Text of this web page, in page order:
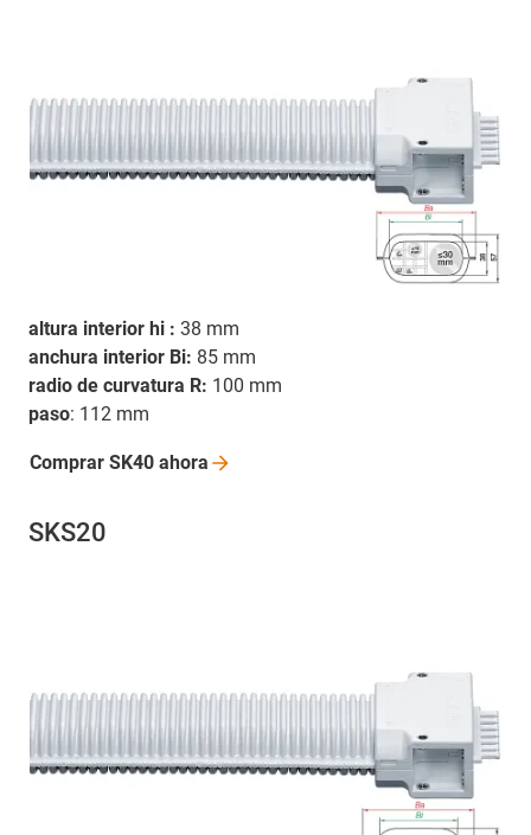
altura interior hi : 38 mm
anchura interior Bi: 85 mm
radio de curvatura R: 100 mm
paso: 112 mm
Comprar SK40 ahora
SKS20